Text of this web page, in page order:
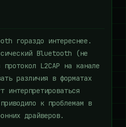
гораздо интереснее.
Bluetooth (не
L2CAP на канале
различия в форматах
интерпретироваться
к проблемам в
драйверов.